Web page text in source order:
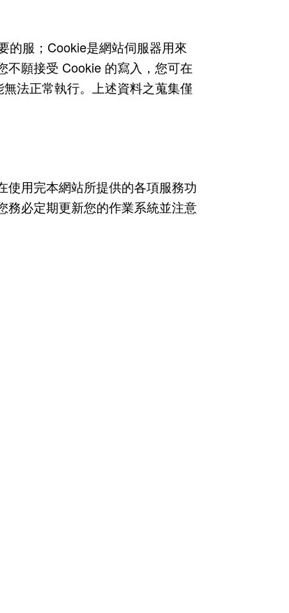
的服； Cookie是網站伺服器用來
不願接受 Cookie 的寫入，您可在
法正常執行。上述資料之蒐集僅
使用完本網站所提供的各項服務功
務必定期更新您的作業系統並注意